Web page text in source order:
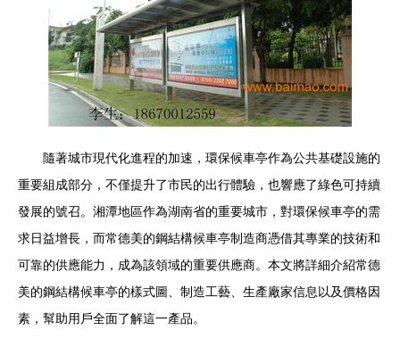
隨著城市現代化進程的加速，環保候車亭作為公共基礎設施的
重要組成部分，不僅提升了市民的出行體驗，也響應了綠色可持續
發展的號召。湘潭地區作為湖南省的重要城市，對環保候車亭的需
求日益增長，而常德美的鋼結構候車亭制造商憑借其專業的技術和
可靠的供應能力，成為該領域的重要供應商。本文將詳細介紹常德
美的鋼結構候車亭的樣式圖、制造工藝、生產廠家信息以及價格因
素，幫助用戶全面了解這一產品。